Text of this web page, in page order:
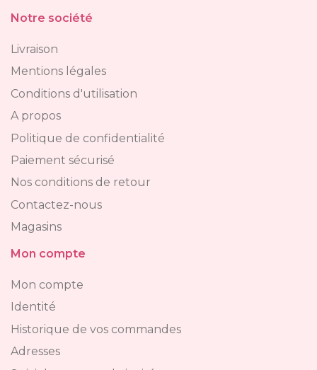
Notre société
Livraison
Mentions légales
Conditions d'utilisation
A propos
Politique de confidentialité
Paiement sécurisé
Nos conditions de retour
Contactez-nous
Magasins
Mon compte
Mon compte
Identité
Historique de vos commandes
Adresses